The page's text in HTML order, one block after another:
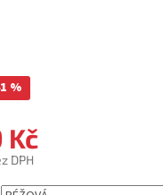
%
Kč
DPH